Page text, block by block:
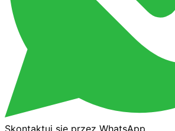
Skontaktuj się przez WhatsApp